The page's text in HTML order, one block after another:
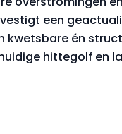
een
kwetsbare én
hittegolf en